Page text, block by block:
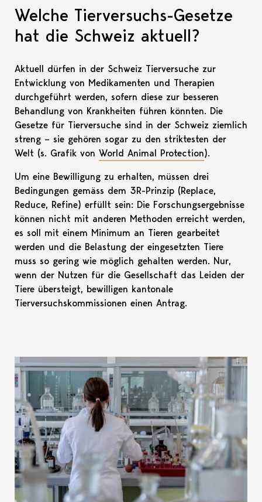
Welche Tierversuchs-Gesetze
hat die Schweiz aktuell?
Aktuell dürfen in der Schweiz Tierversuche zur
Entwicklung von Medikamenten und Therapien
durchgeführt werden, sofern diese zur besseren
Behandlung von Krankheiten führen könnten. Die
Gesetze für Tierversuche sind in der Schweiz ziemlich
streng – sie gehören sogar zu den striktesten der
Welt (s. Grafik von World Animal Protection).
Um eine Bewilligung zu erhalten, müssen drei
Bedingungen gemäss dem 3R-Prinzip (Replace,
Reduce, Refine) erfüllt sein: Die Forschungsergebnisse
können nicht mit anderen Methoden erreicht werden,
es soll mit einem Minimum an Tieren gearbeitet
werden und die Belastung der eingesetzten Tiere
muss so gering wie möglich gehalten werden. Nur,
wenn der Nutzen für die Gesellschaft das Leiden der
Tiere übersteigt, bewilligen kantonale
Tierversuchskommissionen einen Antrag.